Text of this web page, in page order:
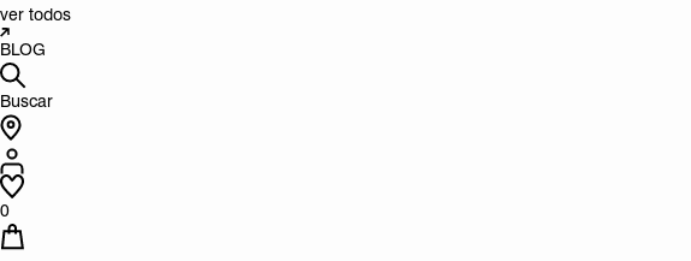
ver todos
BLOG
Buscar
0